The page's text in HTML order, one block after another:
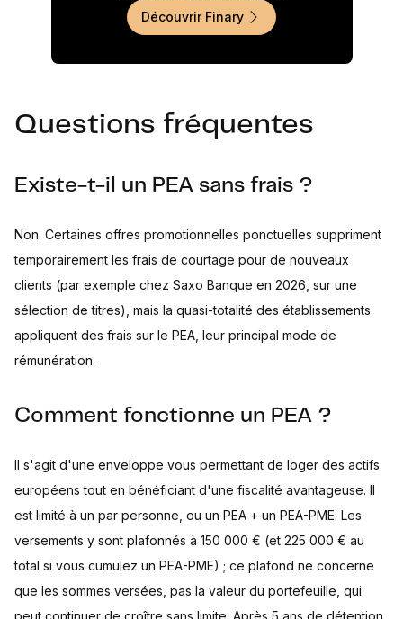
Découvrir Finary
Questions fréquentes
Existe-t-il un PEA sans frais ?
Non. Certaines offres promotionnelles ponctuelles suppriment
temporairement les frais de courtage pour de nouveaux
clients (par exemple chez Saxo Banque en 2026, sur une
sélection de titres), mais la quasi-totalité des établissements
appliquent des frais sur le PEA, leur principal mode de
rémunération.
Comment fonctionne un PEA ?
Il s'agit d'une enveloppe vous permettant de loger des actifs
européens tout en bénéficiant d'une fiscalité avantageuse. Il
est limité à un par personne, ou un PEA + un PEA-PME. Les
versements y sont plafonnés à 150 000 € (et 225 000 € au
total si vous cumulez un PEA-PME) ; ce plafond ne concerne
que les sommes versées, pas la valeur du portefeuille, qui